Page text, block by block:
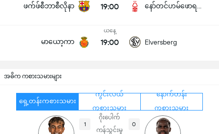
ဖက်ဖ်စီဘာစီလိုနာ 19:00
မာယော့ကာ
ယနေ့
19:00 Elversberg
အဓိက ကစားသမားများ
ရှေ့တန်းကစားသမား
ကွင်းလယ်
ကစားသမား
နောက်တန်း
ကစားသမား
1
ဂိုးပေါက်
ကန်သွင်းမှု
0